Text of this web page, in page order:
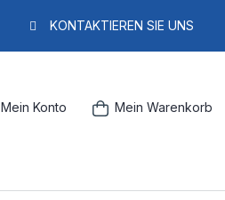
KONTAKTIEREN SIE UNS
Mein Konto Mein Warenkorb